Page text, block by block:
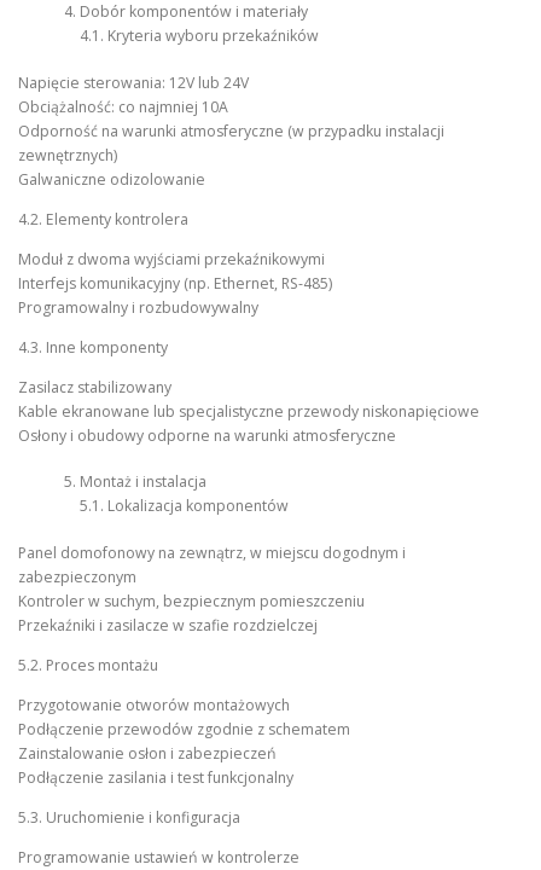
Dobór komponentów i materiały
4.1. Kryteria wyboru przekaźników
Napięcie sterowania: 12V lub 24V
Obciążalność: co najmniej 10A
Odporność na warunki atmosferyczne (w przypadku instalacji
zewnętrznych)
Galwaniczne odizolowanie
4.2. Elementy kontrolera
Moduł z dwoma wyjściami przekaźnikowymi
Interfejs komunikacyjny (np. Ethernet, RS-485)
Programowalny i rozbudowywalny
4.3. Inne komponenty
Zasilacz stabilizowany
Kable ekranowane lub specjalistyczne przewody niskonapięciowe
Osłony i obudowy odporne na warunki atmosferyczne
Montaż i instalacja
5.1. Lokalizacja komponentów
Panel domofonowy na zewnątrz, w miejscu dogodnym i
zabezpieczonym
Kontroler w suchym, bezpiecznym pomieszczeniu
Przekaźniki i zasilacze w szafie rozdzielczej
5.2. Proces montażu
Przygotowanie otworów montażowych
Podłączenie przewodów zgodnie z schematem
Zainstalowanie osłon i zabezpieczeń
Podłączenie zasilania i test funkcjonalny
5.3. Uruchomienie i konfiguracja
Programowanie ustawień w kontrolerze